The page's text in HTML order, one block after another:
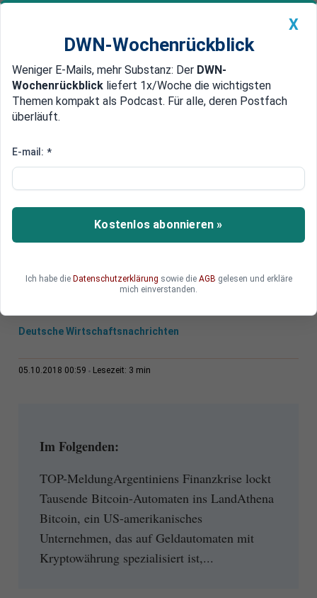
Newsticker MEIN DWN: Geldanlage Premium
Edelmetalle DWN-Magazin China
Krypto-Monitor vom 4. Oktober
Argentinien: Bitcoin-Automaten
als Alternative zur Inflation
Mehrere Anbieter von Bitcoin-Geldautomaten
Deutsche Wirtschaftsnachrichten
05.10.2018 00:59 Lesezeit: 3 min
Im Folgenden:
TOP-MeldungArgentiniens Finanzkrise lockt
Tausende Bitcoin-Automaten ins LandAthena
Bitcoin, ein US-amerikanisches
Unternehmen, das auf Geldautomaten mit
Kryptowährung spezialisiert ist,...
X
DWN-Wochenrückblick
Weniger E-Mails, mehr Substanz: Der DWN-
Wochenrückblick liefert 1x/Woche die wichtigsten
Themen kompakt als Podcast. Für alle, deren Postfach
überläuft.
E-mail: *
Kostenlos abonnieren »
Ich habe die Datenschutzerklärung sowie die AGB gelesen und erkläre
mich einverstanden.